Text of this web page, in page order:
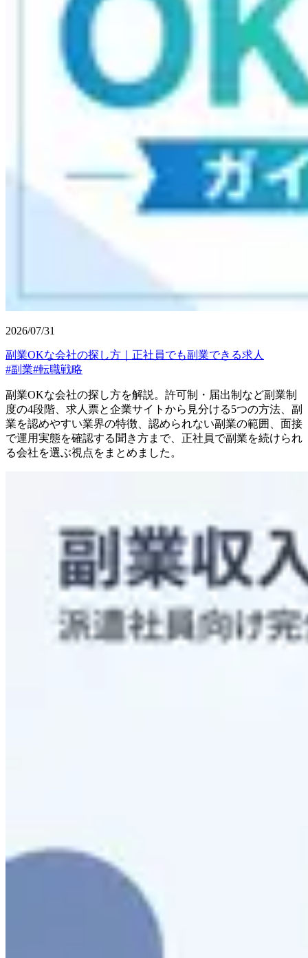
2026/07/31
副業OKな会社の探し方｜正社員でも副業できる求人
#副業#転職戦略
副業OKな会社の探し方を解説。許可制・届出制など副業制
度の4段階、求人票と企業サイトから見分ける5つの方法、副
業を認めやすい業界の特徴、認められない副業の範囲、面接
で運用実態を確認する聞き方まで、正社員で副業を続けられ
る会社を選ぶ視点をまとめました。